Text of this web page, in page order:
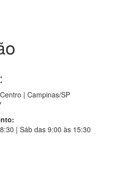
| Campinas/SP
| Sáb das 9:00 às 15:30